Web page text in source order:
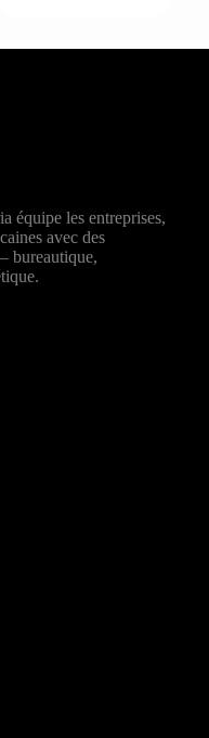
équipe les entreprises,
avec des
bureautique,